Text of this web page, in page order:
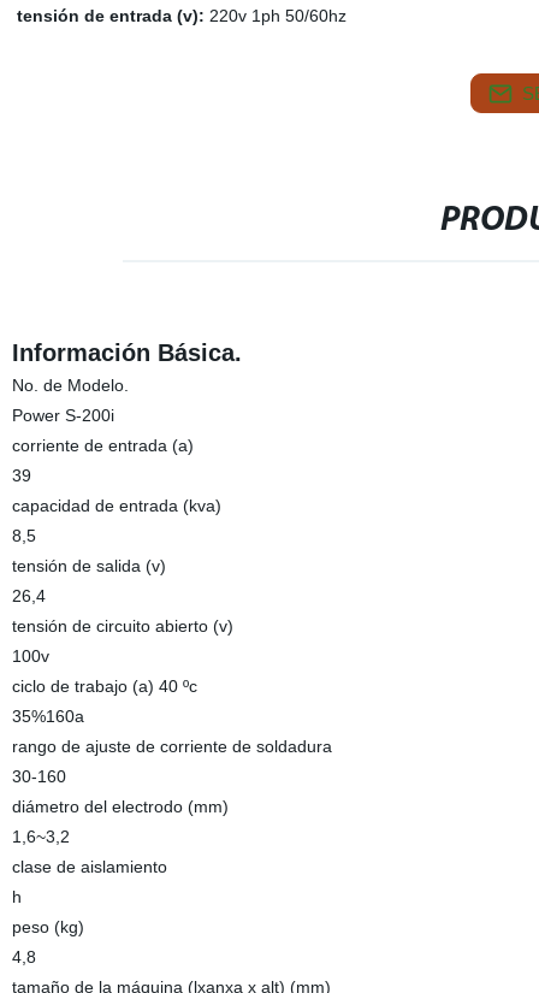
tensión de entrada (v): 220v 1ph 50/60hz
Información Básica.
No. de Modelo.
Power S-200i
corriente de entrada (a)
39
capacidad de entrada (kva)
8,5
tensión de salida (v)
26,4
tensión de circuito abierto (v)
100v
ciclo de trabajo (a) 40 ºc
35%160a
rango de ajuste de corriente de soldadura
30-160
diámetro del electrodo (mm)
1,6~3,2
clase de aislamiento
h
peso (kg)
4,8
tamaño de la máquina (lxanxa x alt) (mm)